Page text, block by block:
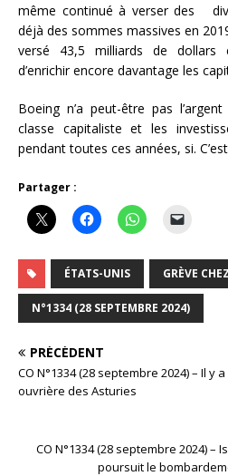
même continué à verser des
déjà des sommes massives en
versé 43,5 milliards de dollars
d’enrichir encore davantage les
Boeing n’a peut-être pas
classe capitaliste et les
pendant toutes ces années, si.
Partager :
ÉTATS-UNIS GRÈVE
N°1334 (28 SEPTEMBRE 2024)
PRÉCÉDENT
CO N°1334 (28 septembre 2024) – Il y
ouvrière des Asturies
CO N°1334 (28 septembre 2024) –
poursuit le